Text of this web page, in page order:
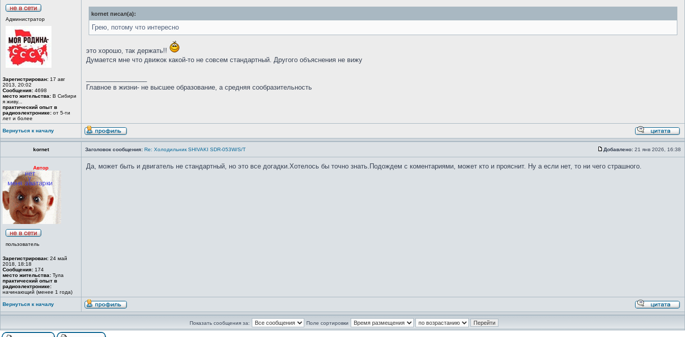
Администратор
Зарегистрирован: 17 авг
2013, 20:02
Сообщения: 4698
место жительства: В Сибири
я живу...
практический опыт в
радиоэлектронике: от 5-ти
лет и более
kornet писал(а):
Грею, потому что интересно
это хорошо, так держать!!
Думается мне что движок какой-то не совсем стандартный. Другого объяснения не вижу
Главное в жизни- не высшее образование, а средняя сообразительность
Вернуться к началу
kornet Заголовок сообщения: Re: Холодильник SHIVAKI SDR-053W/S/T Добавлено: 21 янв 2026, 16:38
Автор
пользователь
Зарегистрирован: 24 май
2018, 18:18
Сообщения: 174
место жительства: Тула
практический опыт в
радиоэлектронике:
начинающий (менее 1 года)
Да, может быть и двигатель не стандартный, но это все догадки.Хотелось бы точно знать.Подождем с коментариями, может кто и прояснит. Ну а если нет, то ни чего страшного.
Вернуться к началу
Показать сообщения за: Поле сортировки